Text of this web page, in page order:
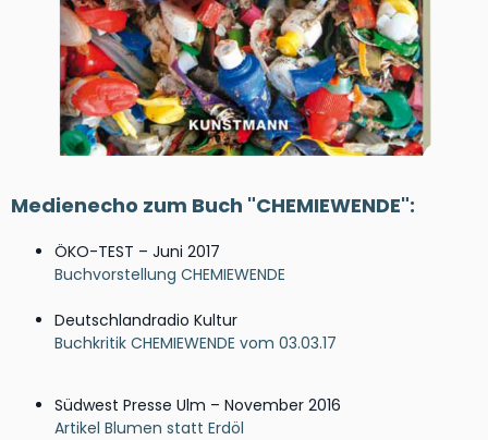
Medienecho zum Buch "CHEMIEWENDE":
ÖKO-TEST – Juni 2017
Buchvorstellung CHEMIEWENDE
Deutschlandradio Kultur
Buchkritik CHEMIEWENDE vom 03.03.17
Südwest Presse Ulm – November 2016
Artikel Blumen statt Erdöl